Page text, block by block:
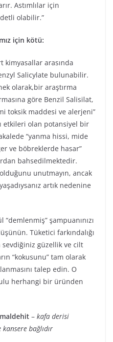
Astımlılar için
olabilir.”
için kötü:
kimyasallar arasında
Salicylate bulunabilir.
olarak,bir araştırma
göre Benzil Salisilat,
toksik maddesi ve alerjeni”
etkileri olan potansiyel bir
“yanma hissi, mide
ve böbreklerde hasar”
bahsedilmektedir.
unutmayın, ancak
artık nedenine
şampuanınızı
Tüketici farkındalığı
güzellik ve cilt
“kokusunu” tam olarak
talep edin. O
herhangi bir üründen
– kafa derisi
bağlıdır